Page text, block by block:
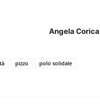
Angela Corica
pizzo
polo solidale